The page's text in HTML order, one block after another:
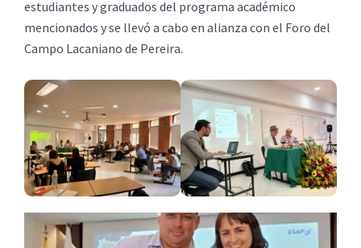
estudiantes y graduados del programa académico
mencionados y se llevó a cabo en alianza con el Foro del
Campo Lacaniano de Pereira.